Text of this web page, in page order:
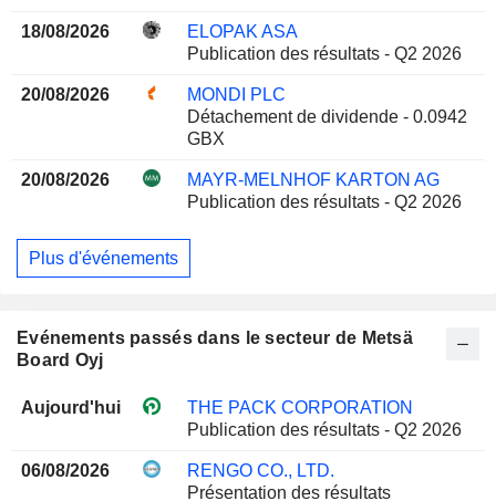
18/08/2026
ELOPAK ASA
Publication des résultats - Q2 2026
20/08/2026
MONDI PLC
Détachement de dividende - 0.0942
GBX
20/08/2026
MAYR-MELNHOF KARTON AG
Publication des résultats - Q2 2026
Plus d'événements
Evénements passés dans le secteur de Metsä
Board Oyj
Aujourd'hui
THE PACK CORPORATION
Publication des résultats - Q2 2026
06/08/2026
RENGO CO., LTD.
Présentation des résultats